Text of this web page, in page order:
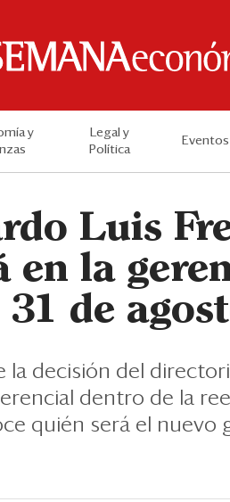
y
Legal y
Política
Eventos
Luis
en la
de
decisión del
dentro de la
quién será el nuevo